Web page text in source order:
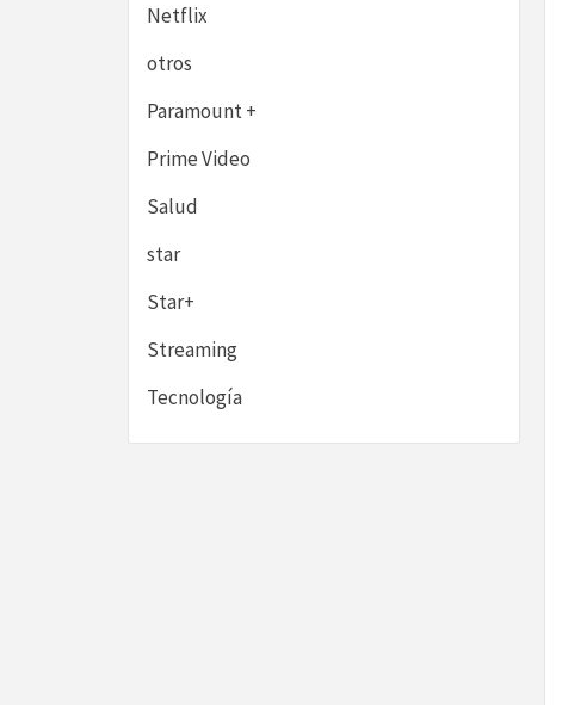
Netflix
otros
Paramount +
Prime Video
Salud
star
Star+
Streaming
Tecnología